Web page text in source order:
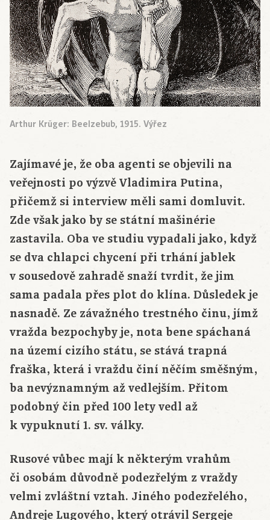
Arthur Krüger: Beelzebub, 1915. Výřez
Zajímavé je, že oba agenti se objevili na
veřejnosti po výzvě Vladimira Putina,
přičemž si interview měli sami domluvit.
Zde však jako by se státní mašinérie
zastavila. Oba ve studiu vypadali jako, když
se dva chlapci chycení při trhání jablek
v sousedově zahradě snaží tvrdit, že jim
sama padala přes plot do klína. Důsledek je
nasnadě. Ze závažného trestného činu, jímž
vražda bezpochyby je, nota bene spáchaná
na území cizího státu, se stává trapná
fraška, která i vraždu činí něčím směšným,
ba nevýznamným až vedlejším. Přitom
podobný čin před 100 lety vedl až
k vypuknutí 1. sv. války.
Rusové vůbec mají k některým vrahům
či osobám důvodně podezřelým z vraždy
velmi zvláštní vztah. Jiného podezřelého,
Andreje Lugového, který otrávil Sergeje